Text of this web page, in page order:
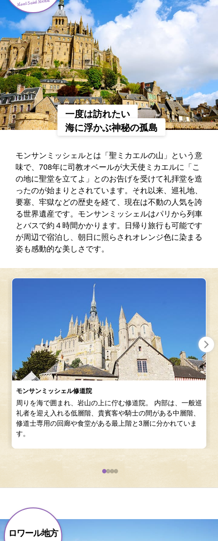
Mont Saint Michel
一度は訪れたい
海に浮かぶ神秘の孤島
モンサンミッシェルとは「聖ミカエルの山」という意
味で、708年に司教オベールが大天使ミカエルに「こ
の地に聖堂を立てよ」とのお告げを受けて礼拝堂を造
ったのが始まりとされています。それ以来、巡礼地、
要塞、牢獄などの歴史を経て、現在は不動の人気を誇
る世界遺産です。モンサンミッシェルはパリから列車
とバスで約４時間かかります。日帰り旅行も可能です
が周辺で宿泊し、朝日に照らされオレンジ色に染まる
姿も感動的な美しさです。
モンサンミッシェル修道院
周りを海で囲まれ、岩山の上に佇む修道院。 内部は、一般巡
礼者を迎え入れる低層階、貴賓客や騎士の間がある中層階、
修道士専用の回廊や食堂がある最上階と3層に分かれていま
す。
ロワール地方